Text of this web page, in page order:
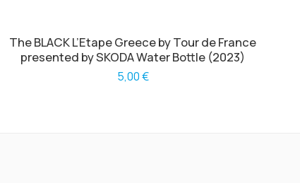
The BLACK L’Etape Greece by Tour de France
presented by SKODA Water Bottle (2023)
5,00€